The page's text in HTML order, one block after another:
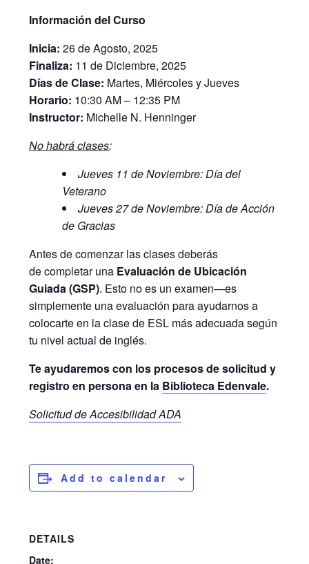
Información del Curso
Inicia: 26 de Agosto, 2025
Finaliza: 11 de Diciembre, 2025
Días de Clase: Martes, Miércoles y Jueves
Horario: 10:30 AM – 12:35 PM
Instructor: Michelle N. Henninger
No habrá clases:
Jueves 11 de Noviembre: Día del
Veterano
Jueves 27 de Noviembre: Día de Acción
de Gracias
Antes de comenzar las clases deberás
de completar una Evaluación de Ubicación
Guiada (GSP). Esto no es un examen—es
simplemente una evaluación para ayudarnos a
colocarte en la clase de ESL más adecuada según
tu nivel actual de inglés.
Te ayudaremos con los procesos de solicitud y
registro en persona en la Biblioteca Edenvale.
Solicitud de Accesibilidad ADA
Add to calendar
DETAILS
Date: